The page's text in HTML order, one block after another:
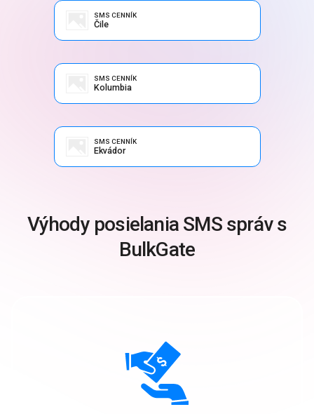
SMS CENNÍK
Čile
SMS CENNÍK
Kolumbia
SMS CENNÍK
Ekvádor
Výhody posielania SMS správ s
BulkGate